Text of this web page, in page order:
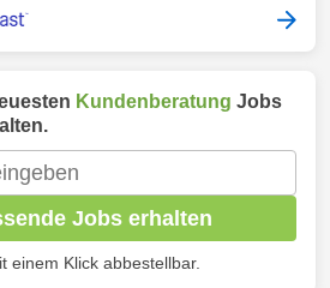
Kundenberatung Jobs
Jobs erhalten
einem Klick abbestellbar.